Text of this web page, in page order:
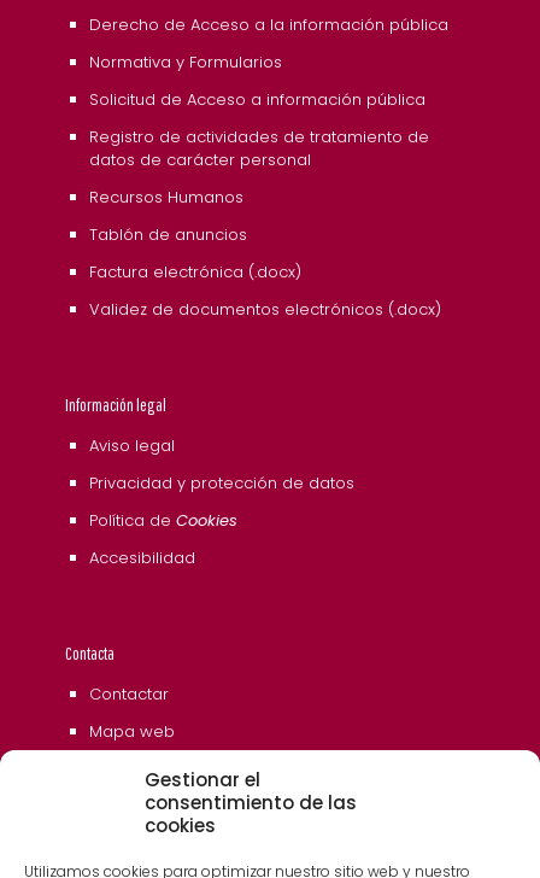
Gestionar el
consentimiento de las
cookies
Utilizamos cookies para optimizar nuestro sitio web y nuestro
Derecho de Acceso a la información pública
Normativa y Formularios
Solicitud de Acceso a información pública
Registro de actividades de tratamiento de
datos de carácter personal
Recursos Humanos
Tablón de anuncios
Factura electrónica (.docx)
Validez de documentos electrónicos (.docx)
Información legal
Aviso legal
Privacidad y protección de datos
Política de Cookies
Accesibilidad
Contacta
Contactar
Mapa web